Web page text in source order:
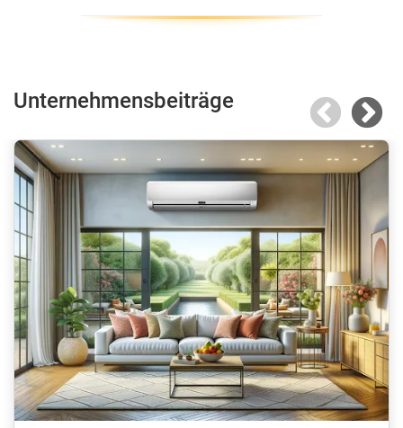
Unternehmensbeiträge